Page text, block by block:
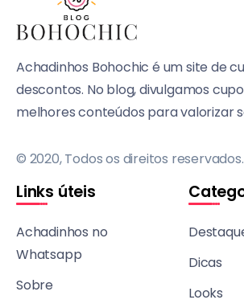
Achadinhos Bohochic é um site de
descontos. No blog, divulgamos
melhores conteúdos para valorizar
© 2020, Todos os direitos reservados.
Links úteis
Achadinhos no
Whatsapp
Sobre
Dicas
Looks